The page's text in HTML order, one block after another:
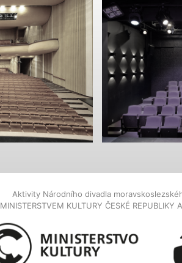
Aktivity Národního divadla
MINISTERSTVEM KULTURY ČESKÉ REPUBLIKY